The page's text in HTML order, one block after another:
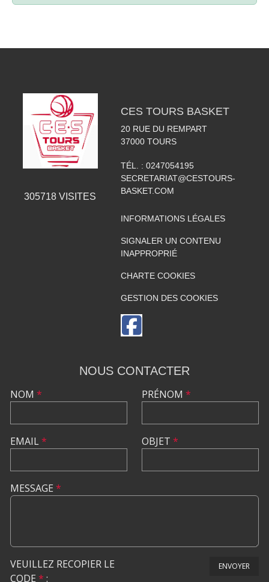
305718 VISITES
CES TOURS BASKET
20 RUE DU REMPART
37000 TOURS
TÉL. : 0247054195
SECRETARIAT@CESTOURS-
BASKET.COM
INFORMATIONS LÉGALES
SIGNALER UN CONTENU
INAPPROPRIÉ
CHARTE COOKIES
GESTION DES COOKIES
NOUS CONTACTER
NOM *
EMAIL*
PRÉNOM *
OBJET *
MESSAGE *
VEUILLEZ RECOPIER LE
CODE * :
ENVOYER